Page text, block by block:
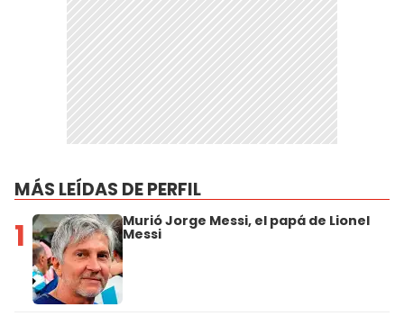
MÁS LEÍDAS DE PERFIL
1 Murió Jorge Messi, el papá de Lionel
Messi